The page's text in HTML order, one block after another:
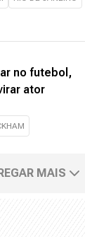
no futebol,
ator
MAIS